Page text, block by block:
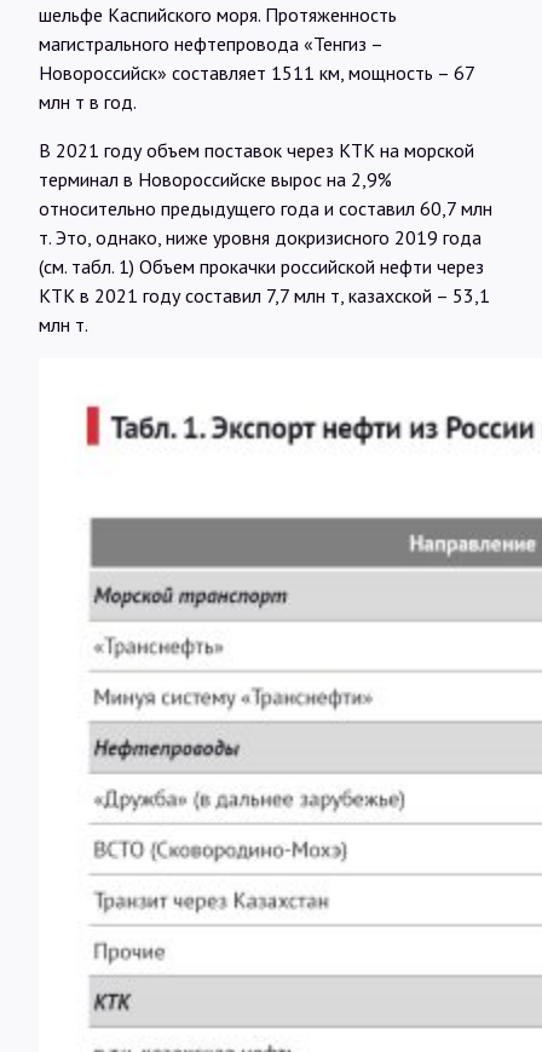
шельфе Каспийского моря. Протяженность
магистрального нефтепровода «Тенгиз –
Новороссийск» составляет 1511 км, мощность – 67
млн т в год.
В 2021 году объем поставок через КТК на морской
терминал в Новороссийске вырос на 2,9%
относительно предыдущего года и составил 60,7 млн
т. Это, однако, ниже уровня докризисного 2019 года
(см. табл. 1) Объем прокачки российской нефти через
КТК в 2021 году составил 7,7 млн т, казахской – 53,1
млн т.